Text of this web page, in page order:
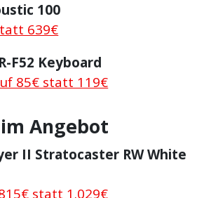
100
639€
F52 Keyboard
85€ statt 119€
Angebot
II Stratocaster RW White
statt 1.029€